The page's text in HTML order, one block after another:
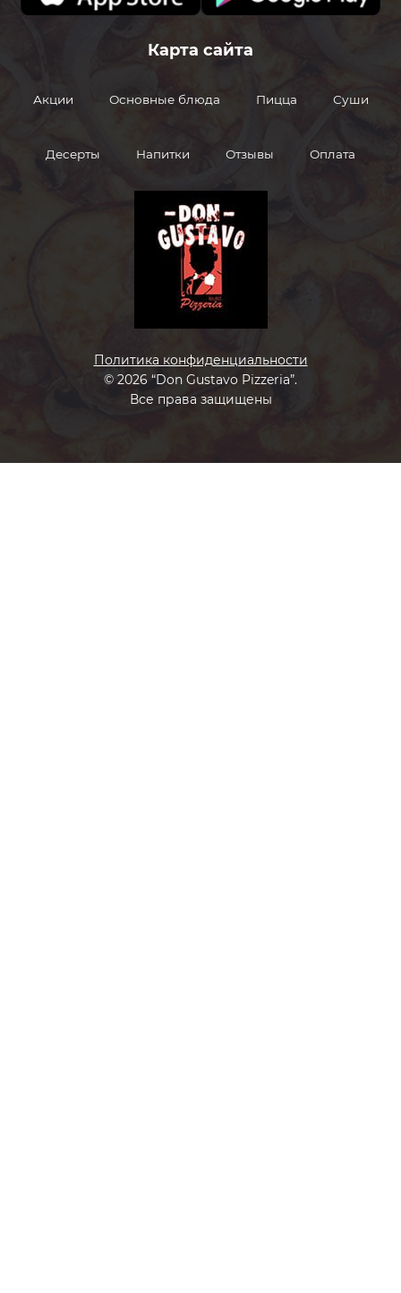
Карта сайта
Акции Основные блюда Пицца Суши
Десерты Напитки Отзывы Оплата
Политика конфиденциальности
© 2026 “Don Gustavo Pizzeria”.
Все права защищены